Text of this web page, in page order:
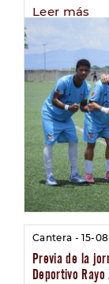
Leer más
Cantera - 15-
Previa de la
Deportivo Rayo